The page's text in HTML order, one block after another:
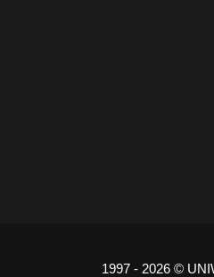
1997 - 2026 ©